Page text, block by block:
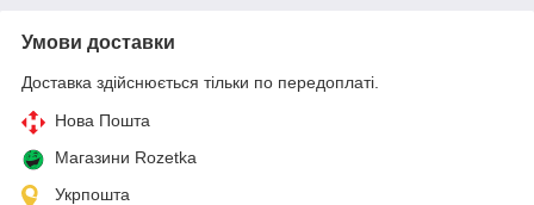
Умови доставки
Доставка здійснюється тільки по передоплаті.
Нова Пошта
Магазини Rozetka
Укрпошта